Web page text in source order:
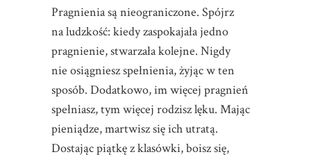
Pragnienia są nieograniczone. Spójrz
na ludzkość: kiedy zaspokajała jedno
pragnienie, stwarzała kolejne. Nigdy
nie osiągniesz spełnienia, żyjąc w ten
sposób. Dodatkowo, im więcej pragnień
spełniasz, tym więcej rodzisz lęku. Mając
pieniądze, martwisz się ich utratą.
Dostając piątkę z klasówki, boisz się,